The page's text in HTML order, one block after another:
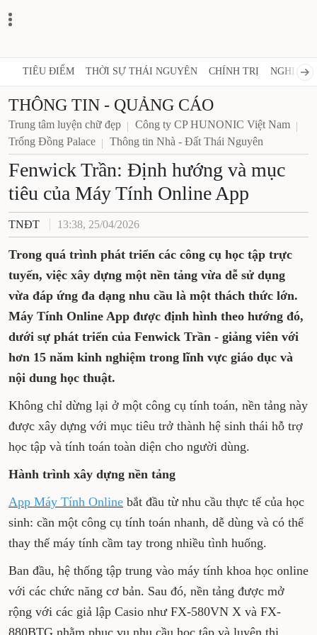
TIÊU ĐIỂM THỜI SỰ THÁI NGUYÊN CHÍNH TRỊ NGHỊ
THÔNG TIN - QUẢNG CÁO
Trung tâm luyện chữ đẹp
Công ty CP HUNONIC Việt Nam
Trống Đồng Palace
Thông tin Nhà - Đất Thái Nguyên
Fenwick Trần: Định hướng và mục
tiêu của Máy Tính Online App
TNĐT 13:38, 25/04/2026
Trong quá trình phát triển các công cụ học tập trực
tuyến, việc xây dựng một nền tảng vừa dễ sử dụng
vừa đáp ứng đa dạng nhu cầu là một thách thức lớn.
Máy Tính Online App được định hình theo hướng đó,
dưới sự phát triển của Fenwick Trần - giảng viên với
hơn 15 năm kinh nghiệm trong lĩnh vực giáo dục và
nội dung học thuật.
Không chỉ dừng lại ở một công cụ tính toán, nền tảng này
được xây dựng với mục tiêu trở thành hệ sinh thái hỗ trợ
học tập và tính toán toàn diện cho người dùng.
Hành trình xây dựng nền tảng
App Máy Tính Online bắt đầu từ nhu cầu thực tế của học
sinh: cần một công cụ tính toán nhanh, dễ dùng và có thể
thay thế máy tính cầm tay trong nhiều tình huống.
Ban đầu, hệ thống tập trung vào máy tính khoa học online
với các chức năng cơ bản. Sau đó, nền tảng được mở
rộng với các giả lập Casio như FX-580VN X và FX-
880BTG nhằm phục vụ nhu cầu học tập và luyện thi.